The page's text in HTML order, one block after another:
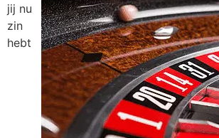
jij nu
zin
hebt